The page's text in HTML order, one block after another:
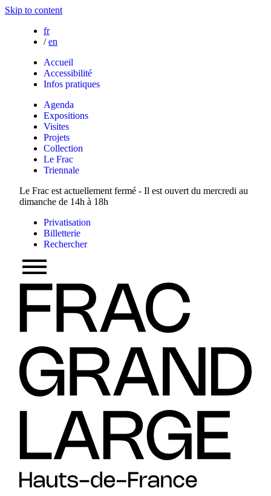
Skip to content
fr
/ en
Accueil
Accessibilité
Infos pratiques
Agenda
Expositions
Visites
Projets
Collection
Le Frac
Triennale
Le Frac est actuellement fermé - Il est ouvert du mercredi au
dimanche de 14h à 18h
Privatisation
Billetterie
Rechercher